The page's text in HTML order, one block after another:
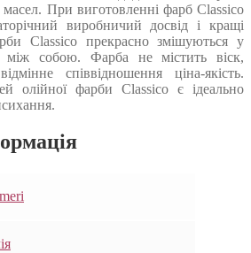
масел. При виготовленні фарб Classico
виробничий досвід і кращі
Classico прекрасно змішуються у
між собою. Фарба не містить віск,
співвідношення ціна-якість.
олійної фарби Classico є ідеально